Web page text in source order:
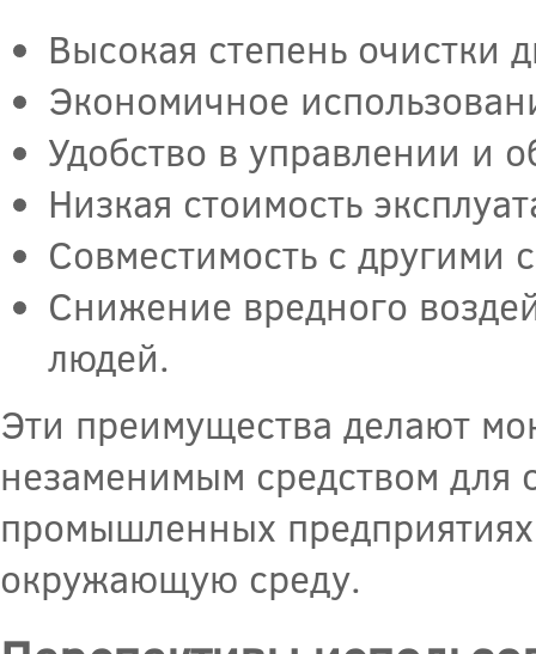
Высокая степень очистки
Экономичное
Удобство в управлении и
Низкая стоимость
Совместимость с другими
Снижение вредного
людей.
Эти преимущества делают
незаменимым средством для
промышленных
окружающую среду.